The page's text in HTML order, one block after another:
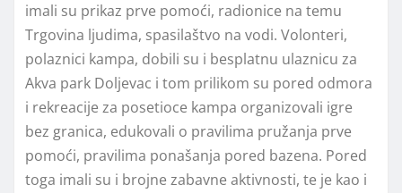
imali su prikaz prve pomoći, radionice na temu
Trgovina ljudima, spasilaštvo na vodi. Volonteri,
polaznici kampa, dobili su i besplatnu ulaznicu za
Akva park Doljevac i tom prilikom su pored odmora
i rekreacije za posetioce kampa organizovali igre
bez granica, edukovali o pravilima pružanja prve
pomoći, pravilima ponašanja pored bazena. Pored
toga imali su i brojne zabavne aktivnosti, te je kao i